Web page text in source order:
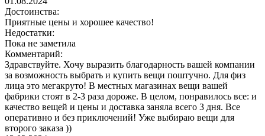
Достоинства:
Приятные цены и хорошее качество!
Недостатки:
Пока не заметила
Комментарий:
Здравствуйте. Хочу выразить благодарность вашей компании
за возможность выбрать и купить вещи поштучно. Для физ
лица это мегакруто! В местных магазинах вещи вашей
фабрики стоят в 2-3 раза дороже. В целом, понравилось все: и
качество вещей и цены и доставка заняла всего 3 дня. Все
оперативно и без приключений! Уже выбираю вещи для
второго заказа ))